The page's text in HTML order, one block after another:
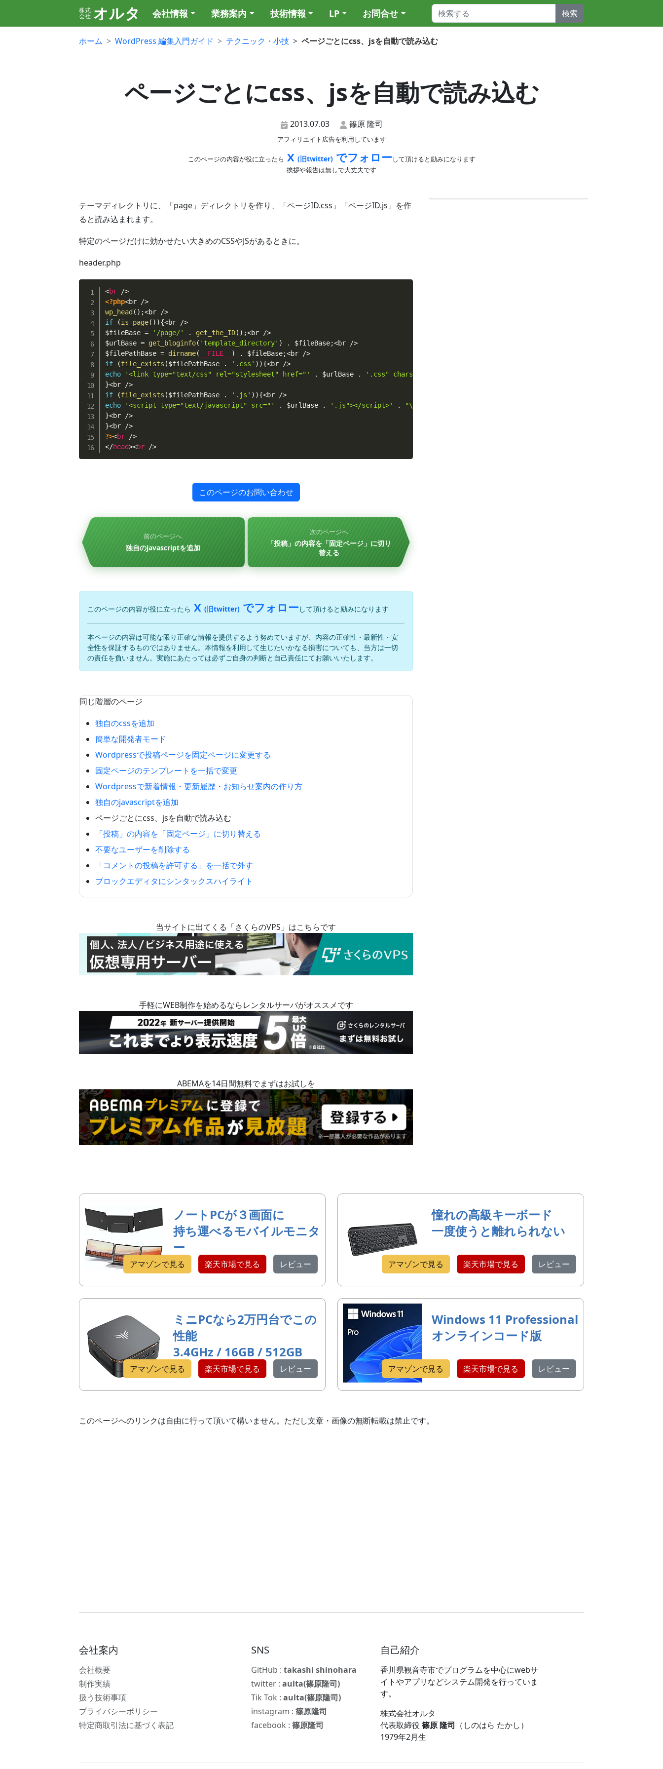
株式
会社 オルタ 会社情報 業務案内 技術情報 LP お問合せ 検索
ホーム WordPress 編集入門ガイド テクニック・小技 ページごとにcss、jsを自動で読み込む
ページごとにcss、jsを自動で読み込む
2013.07.03 篠原 隆司
アフィリエイト広告を利用しています
このページの内容が役に立ったら X (旧twitter)でフォローして頂けると励みになります
挨拶や報告は無しで大丈夫です
テーマディレクトリに、「page」ディレクトリを作り、「ページID.css」「ページID.js」を作
ると読み込まれます。
特定のページだけに効かせたい大きめのCSSやJSがあるときに。
header.php
<br
/>
<?php<br />
wp_head( ) ;<br />
if
(is_page( ) ){<br />
$fileBase = '/page/' . get_the_ID( ) ;<br />
$urlBase = get_bloginfo( 'template_directory' ) . $fileBase;<br />
$filePathBase = dirname( __FILE__ ) . $fileBase;<br />
if
(file_exists ($filePathBase . '.css' ) ){<br />
echo
'<link type="text/css" rel="stylesheet" href="' . $urlBase . '.css" charset="utf-8" />'
}<br />
if
(file_exists ($filePathBase . '.js' ) ){<br />
echo
'<script type="text/javascript" src="' . $urlBase . '.js"></script>' . "\n"
}<br />
}<br />
?><br
/>
</head><br />
このページのお問い合わせ
前のページへ
独自のjavascriptを追加
次のページへ
「投稿」の内容を「固定ページ」に切り
替える
このページの内容が役に立ったら X (旧twitter) でフォロー して頂けると励みになります
本ページの内容は可能な限り正確な情報を提供するよう努めていますが、内容の正確性・最新性・安
全性を保証するものではありません。本情報を利用して生じたいかなる損害についても、当方は一切
の責任を負いません。実施にあたっては必ずご自身の判断と自己責任にてお願いいたします。
同じ階層のページ
独自のcssを追加
簡単な開発者モード
Wordpressで投稿ページを固定ページに変更する
固定ページのテンプレートを一括で変更
Wordpressで新着情報・更新履歴・お知らせ案内の作り方
独自のjavascriptを追加
ページごとにcss、jsを自動で読み込む
「投稿」の内容を「固定ページ」に切り替える
不要なユーザーを削除する
「コメントの投稿を許可する」を一括で外す
ブロックエディタにシンタックスハイライト
当サイトに出てくる「さくらのVPS」はこちらです
手軽にWEB制作を始めるならレンタルサーバがオススメです
ABEMAを14日間無料でまずはお試しを
ノートPCが３画面に
持ち運べるモバイルモニタ
ー
アマゾンで見る 楽天市場で見る レビュー
憧れの高級キーボード
一度使うと離れられない
アマゾンで見る 楽天市場で見る レビュー
ミニPCなら2万円台でこの
性能
3.4GHz / 16GB / 512GB
アマゾンで見る 楽天市場で見る レビュー
Windows 11 Professional
オンラインコード版
アマゾンで見る 楽天市場で見る レビュー
このページへのリンクは自由に行って頂いて構いません。ただし文章・画像の無断転載は禁止です。
会社案内
会社概要
制作実績
扱う技術事項
プライバシーポリシー
特定商取引法に基づく表記
SNS
GitHub :takashi shinohara
twitter :aulta(篠原隆司)
Tik Tok :aulta(篠原隆司)
instagram :篠原隆司
facebook :篠原隆司
自己紹介
香川県観音寺市でプログラムを中心にwebサ
イトやアプリなどシステム開発を行っていま
す。
株式会社オルタ
代表取締役篠原 隆司 （しのはら たかし）
1979年2月生